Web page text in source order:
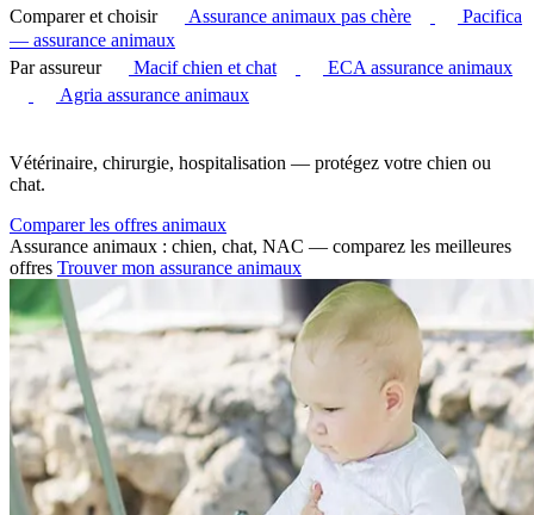
Comparer et choisir
Assurance animaux pas chère
Pacifica
— assurance animaux
Par assureur
Macif chien et chat
ECA assurance animaux
Agria assurance animaux
Vétérinaire, chirurgie, hospitalisation — protégez votre chien ou
chat.
Comparer les offres animaux
Assurance animaux : chien, chat, NAC — comparez les meilleures
offres Trouver mon assurance animaux